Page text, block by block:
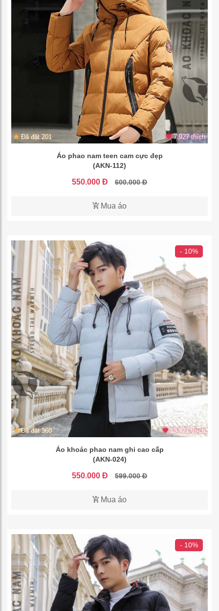
Đã đặt 201 7.927 thích
Áo phao nam teen cam cực đẹp
(AKN-112)
550.000 Đ 600.000 Đ
Mua áo
- 10%
Đã đặt 360 13.771 thích
Áo khoác phao nam ghi cao cấp
(AKN-024)
550.000 Đ 599.000 Đ
Mua áo
- 10%